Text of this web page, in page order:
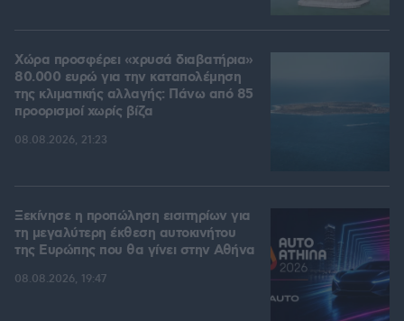
Χώρα προσφέρει «χρυσά διαβατήρια»
80.000 ευρώ για την καταπολέμηση
της κλιματικής αλλαγής: Πάνω από 85
προορισμοί χωρίς βίζα
08.08.2026, 21:23
Ξεκίνησε η προπώληση εισιτηρίων για
τη μεγαλύτερη έκθεση αυτοκινήτου
της Ευρώπης που θα γίνει στην Αθήνα
08.08.2026, 19:47